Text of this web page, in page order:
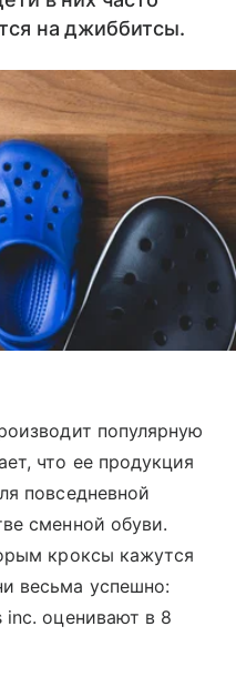
на джиббитсы.
популярную
что ее продукция
повседневной
сменной обуви.
кроксы кажутся
весьма успешно:
оценивают в 8